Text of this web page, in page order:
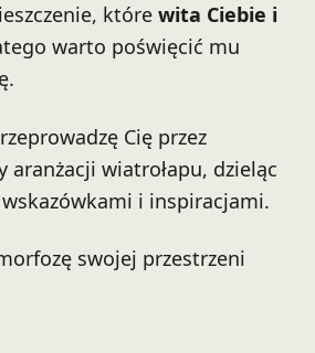
które wita Ciebie i
warto poświęcić mu
Cię przez
aranżacji wiatrołapu, dzieląc
i inspiracjami.
swojej przestrzeni